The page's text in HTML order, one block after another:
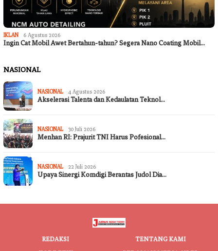
IKLAN 6 Agustus 2026
Ingin Cat Mobil Awet Bertahun-tahun? Segera Nano Coating Mobil…
NASIONAL
NASIONAL 4 Agustus 2026
Akselerasi Talenta dan Kedaulatan Teknol…
NASIONAL 30 Juli 2026
Menhan RI: Prajurit TNI Harus Pofesional…
NASIONAL 22 Juli 2026
Upaya Sinergi Komdigi Berantas Judol Dia…
REDAKSI
TENTANG KAMI